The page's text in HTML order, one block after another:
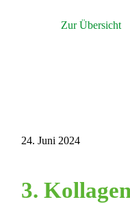
Zur Übersicht
24. Juni 2024
3.